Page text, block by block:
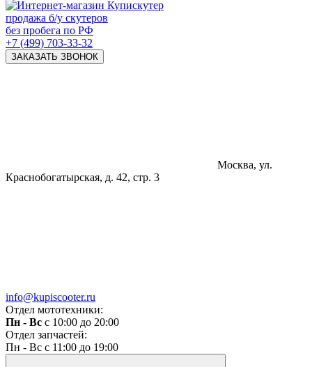
продажа б/у скутеров
без пробега по РФ
+7 (499) 703-33-32
ЗАКАЗАТЬ ЗВОНОК
Москва, ул.
Краснобогатырская, д. 42, стр. 3
info@kupiscooter.ru
Отдел мототехники:
Пн - Вс с 10:00 до 20:00
Отдел запчастей:
Пн - Вс с 11:00 до 19:00